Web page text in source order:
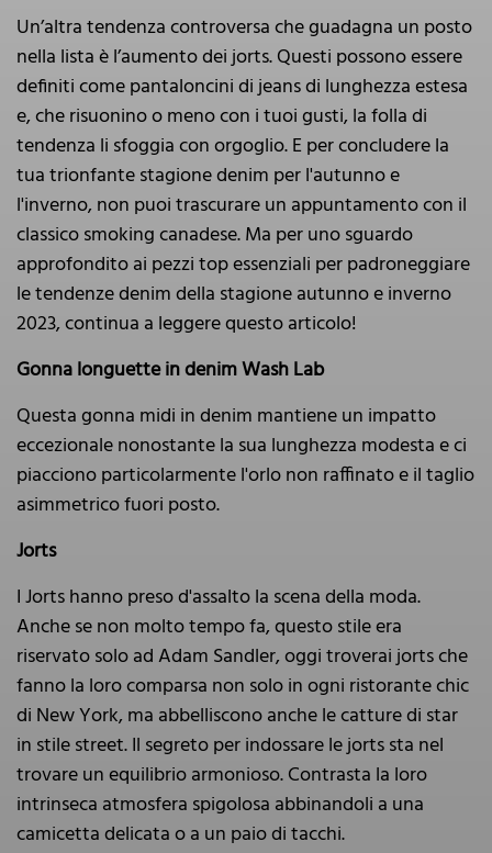
Un’altra tendenza controversa che guadagna un posto
nella lista è l’aumento dei jorts. Questi possono essere
definiti come pantaloncini di jeans di lunghezza estesa
e, che risuonino o meno con i tuoi gusti, la folla di
tendenza li sfoggia con orgoglio. E per concludere la
tua trionfante stagione denim per l'autunno e
l'inverno, non puoi trascurare un appuntamento con il
classico smoking canadese. Ma per uno sguardo
approfondito ai pezzi top essenziali per padroneggiare
le tendenze denim della stagione autunno e inverno
2023, continua a leggere questo articolo!
Gonna longuette in denim Wash Lab
Questa gonna midi in denim mantiene un impatto
eccezionale nonostante la sua lunghezza modesta e ci
piacciono particolarmente l'orlo non raffinato e il taglio
asimmetrico fuori posto.
Jorts
I Jorts hanno preso d'assalto la scena della moda.
Anche se non molto tempo fa, questo stile era
riservato solo ad Adam Sandler, oggi troverai jorts che
fanno la loro comparsa non solo in ogni ristorante chic
di New York, ma abbelliscono anche le catture di star
in stile street. Il segreto per indossare le jorts sta nel
trovare un equilibrio armonioso. Contrasta la loro
intrinseca atmosfera spigolosa abbinandoli a una
camicetta delicata o a un paio di tacchi.